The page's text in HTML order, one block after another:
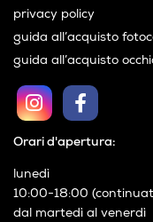
Orari d'apertura:
lunedì
10:00-18:00
dal martedì al venerdì
privacy policy
guida all’acquisto
guida all’acquisto